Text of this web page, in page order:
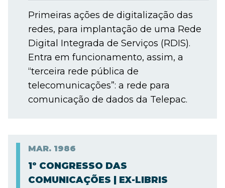
Primeiras ações de digitalização das
redes, para implantação de uma Rede
Digital Integrada de Serviços (RDIS).
Entra em funcionamento, assim, a
“terceira rede pública de
telecomunicações”: a rede para
comunicação de dados da Telepac.
MAR. 1986
1º CONGRESSO DAS
COMUNICAÇÕES | EX-LIBRIS